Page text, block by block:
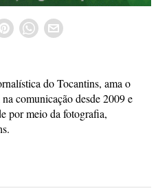
do Tocantins, ama o
comunicação desde 2009 e
por meio da fotografia,